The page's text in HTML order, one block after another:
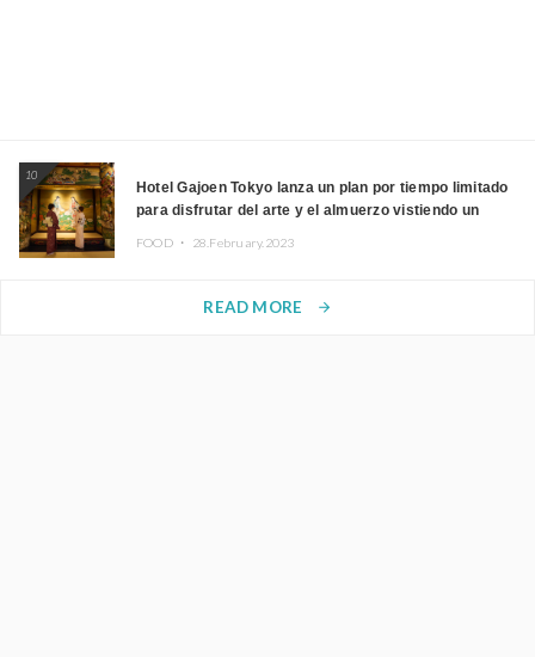
10
Hotel Gajoen Tokyo lanza un plan por tiempo limitado
para disfrutar del arte y el almuerzo vistiendo un
FOOD ・ 28.February.2023
READ MORE arrow_forward